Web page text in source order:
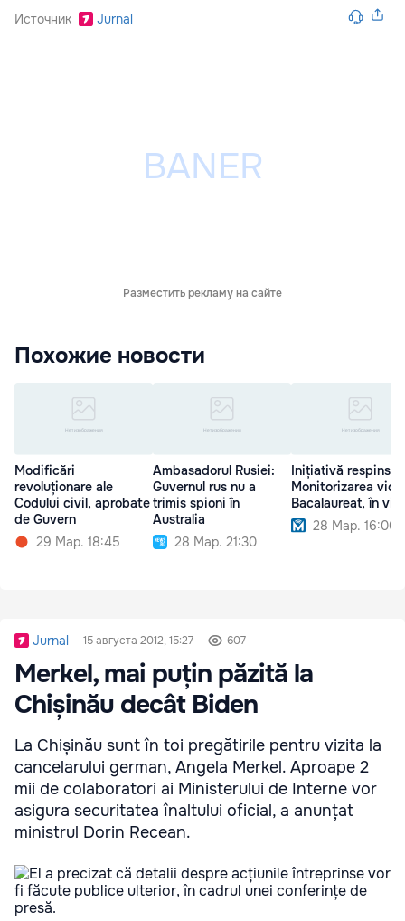
Источник Jurnal
Разместить рекламу на сайте
Похожие новости
Modificări
revoluționare ale
Codului civil, aprobate
de Guvern
29 Мар. 18:45
Ambasadorul Rusiei:
Guvernul rus nu a
trimis spioni în
Australia
28 Мар. 21:30
Inițiativă respinsă:
Monitorizarea
Bacalaureat, în
28 Мар. 16:00
Jurnal 15 августа 2012, 15:27 607
Merkel, mai puțin păzită la
Chișinău decât Biden
La Chișinău sunt în toi pregătirile pentru vizita la
cancelarului german, Angela Merkel. Aproape 2
mii de colaboratori ai Ministerului de Interne vor
asigura securitatea înaltului oficial, a anunțat
ministrul Dorin Recean.